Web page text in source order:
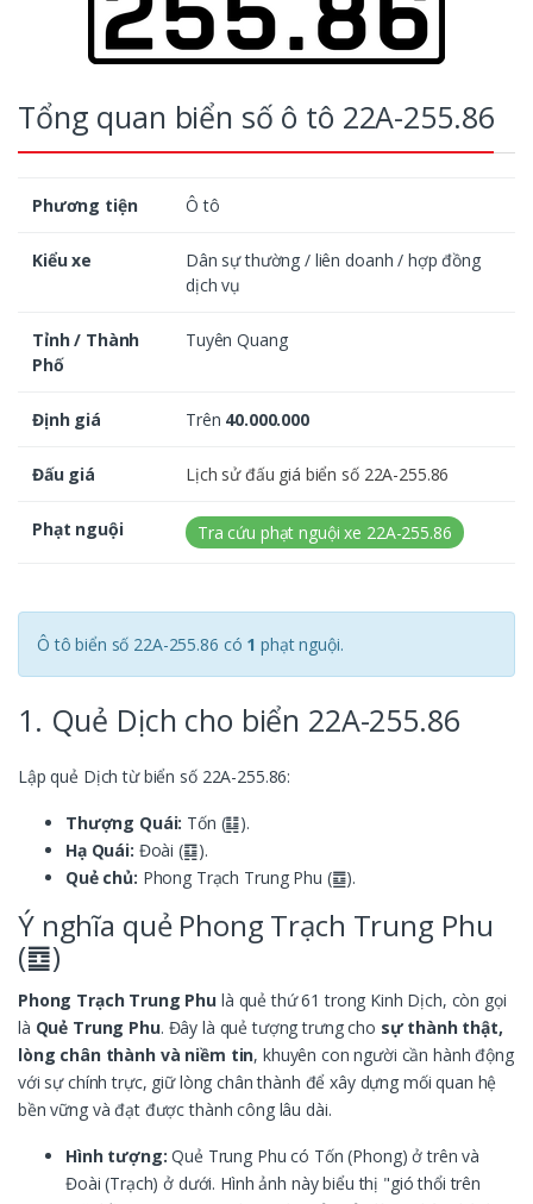
Tổng quan biển số ô tô 22A-255.86
Phương tiện Ô tô
Kiểu xe
Dân sự thường / liên doanh / hợp đồng
dịch vụ
Tỉnh / Thành
Phố
Tuyên Quang
Định giá Trên 40.000.000
Đấu giá Lịch sử đấu giá biển số 22A-255.86
Phạt nguội Tra cứu phạt nguội xe 22A-255.86
Ô tô biển số 22A-255.86 có 1 phạt nguội.
1. Quẻ Dịch cho biển 22A-255.86
Lập quẻ Dịch từ biển số 22A-255.86:
Thượng Quái: Tốn (䷆).
Hạ Quái: Đoài (䷃).
Quẻ chủ: Phong Trạch Trung Phu (䷼).
Ý nghĩa quẻ Phong Trạch Trung Phu
(䷼)
Phong Trạch Trung Phu là quẻ thứ 61 trong Kinh Dịch, còn gọi
là Quẻ Trung Phu. Đây là quẻ tượng trưng cho sự thành thật,
lòng chân thành và niềm tin, khuyên con người cần hành động
với sự chính trực, giữ lòng chân thành để xây dựng mối quan hệ
bền vững và đạt được thành công lâu dài.
Hình tượng: Quẻ Trung Phu có Tốn (Phong) ở trên và
Đoài (Trạch) ở dưới. Hình ảnh này biểu thị "gió thổi trên